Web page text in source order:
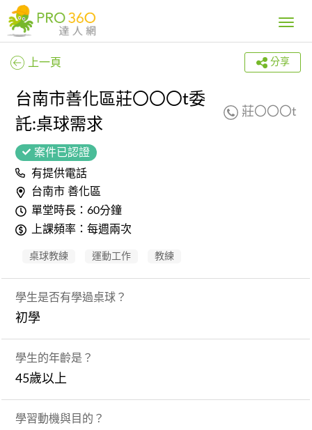
Toggle
上一頁 分享
台南市善化區莊〇〇〇t委
託:桌球需求
莊〇〇〇t
案件已認證
有提供電話
台南市 善化區
單堂時長：60分鐘
上課頻率：每週兩次
桌球教練 運動工作 教練
學生是否有學過桌球？
初學
學生的年齡是？
45歲以上
學習動機與目的？